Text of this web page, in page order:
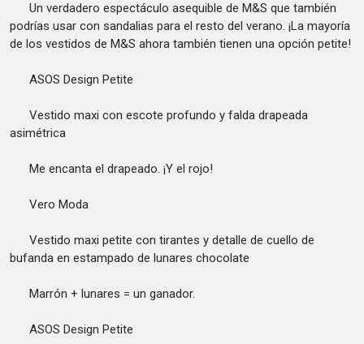
Un verdadero espectáculo asequible de M&S que también
podrías usar con sandalias para el resto del verano. ¡La mayoría
de los vestidos de M&S ahora también tienen una opción petite!
ASOS Design Petite
Vestido maxi con escote profundo y falda drapeada
asimétrica
Me encanta el drapeado. ¡Y el rojo!
Vero Moda
Vestido maxi petite con tirantes y detalle de cuello de
bufanda en estampado de lunares chocolate
Marrón + lunares = un ganador.
ASOS Design Petite